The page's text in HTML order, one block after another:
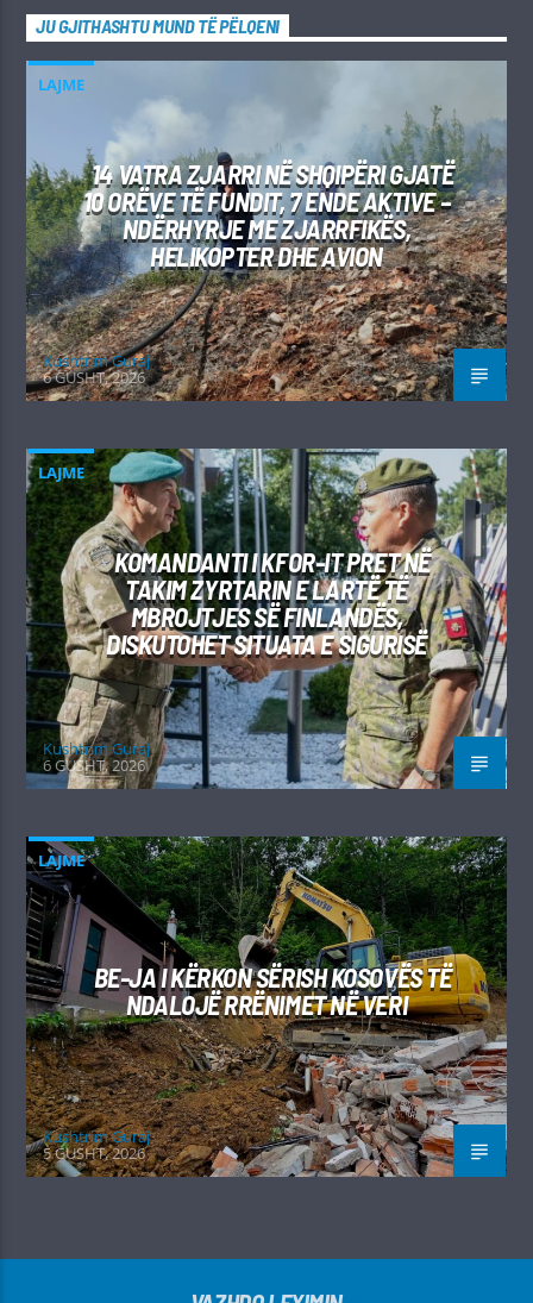
JU GJITHASHTU MUND TË PËLQENI
LAJME
14 VATRA ZJARRI NË SHQIPËRI GJATË
10 ORËVE TË FUNDIT, 7 ENDE AKTIVE –
NDËRHYRJE ME ZJARRFIKËS,
HELIKOPTER DHE AVION
Kushtrim Guraj
6 GUSHT, 2026
LAJME
KOMANDANTI I KFOR-IT PRET NË
TAKIM ZYRTARIN E LARTË TË
MBROJTJES SË FINLANDËS,
DISKUTOHET SITUATA E SIGURISË
Kushtrim Guraj
6 GUSHT, 2026
LAJME
BE-JA I KËRKON SËRISH KOSOVËS TË
NDALOJË RRËNIMET NË VERI
Kushtrim Guraj
5 GUSHT, 2026